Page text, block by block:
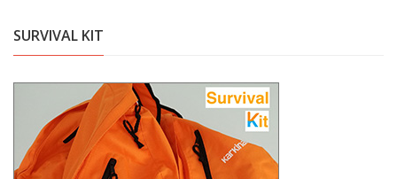
SURVIVAL KIT